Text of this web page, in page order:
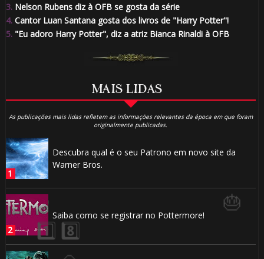
3.Nelson Rubens diz à OFB se gosta da série
4.Cantor Luan Santana gosta dos livros de "Harry Potter"!
5."Eu adoro Harry Potter", diz a atriz Bianca Rinaldi à OFB
MAIS LIDAS
As publicações mais lidas refletem as informações relevantes da época em que foram
originalmente publicadas.
Descubra qual é o seu Patrono em novo site da
Warner Bros.
Saiba como se registrar no Pottermore!
1️⃣ 8️⃣
🎂